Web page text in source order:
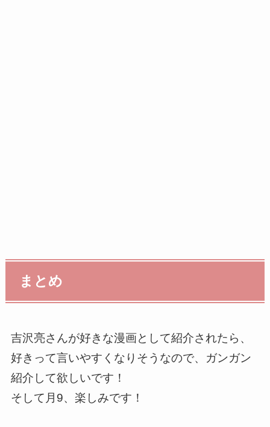
まとめ
吉沢亮さんが好きな漫画として紹介されたら、
好きって言いやすくなりそうなので、ガンガン
紹介して欲しいです！
そして月9、楽しみです！